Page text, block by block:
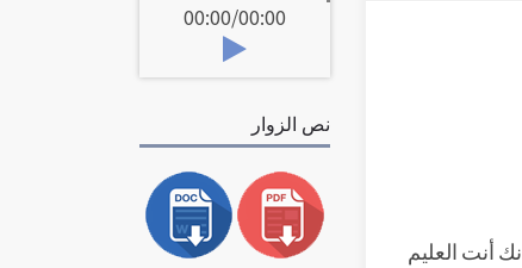
أنت العليم
00:00/00:00
نص الزوار